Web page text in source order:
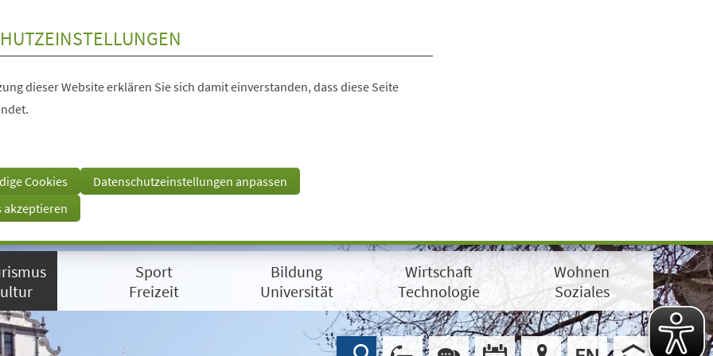
dieser Website erklären Sie sich damit einverstanden, dass diese Seite
Cookies
Datenschutzeinstellungen anpassen
akzeptieren
Sport
Freizeit
Bildung
Universität
Wirtschaft
Technologie
Wohnen
Soziales